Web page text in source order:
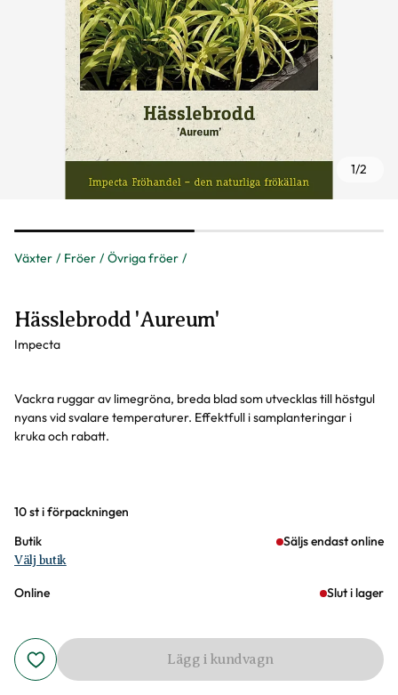
Växter Fröer Övriga fröer
1/2
Hässlebrodd 'Aureum'
Impecta
Vackra ruggar av limegröna, breda blad som utvecklas till höstgul
nyans vid svalare temperaturer. Effektfull i samplanteringar i
kruka och rabatt.
Varianter
10 st i förpackningen
Butik
Säljs endast online
Välj butik
Online Slut i lager
Lägg i kundvagn